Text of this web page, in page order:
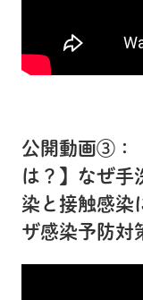
公開動画③：
は？】なぜ
染と接触感
ザ感染予防対